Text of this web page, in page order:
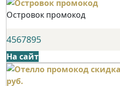
Островок промокод
4567895
На сайт